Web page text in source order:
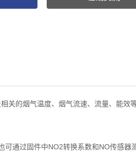
关的烟气温度、烟气流速、流量、能效
可通过固件中NO2转换系数和NO传感器